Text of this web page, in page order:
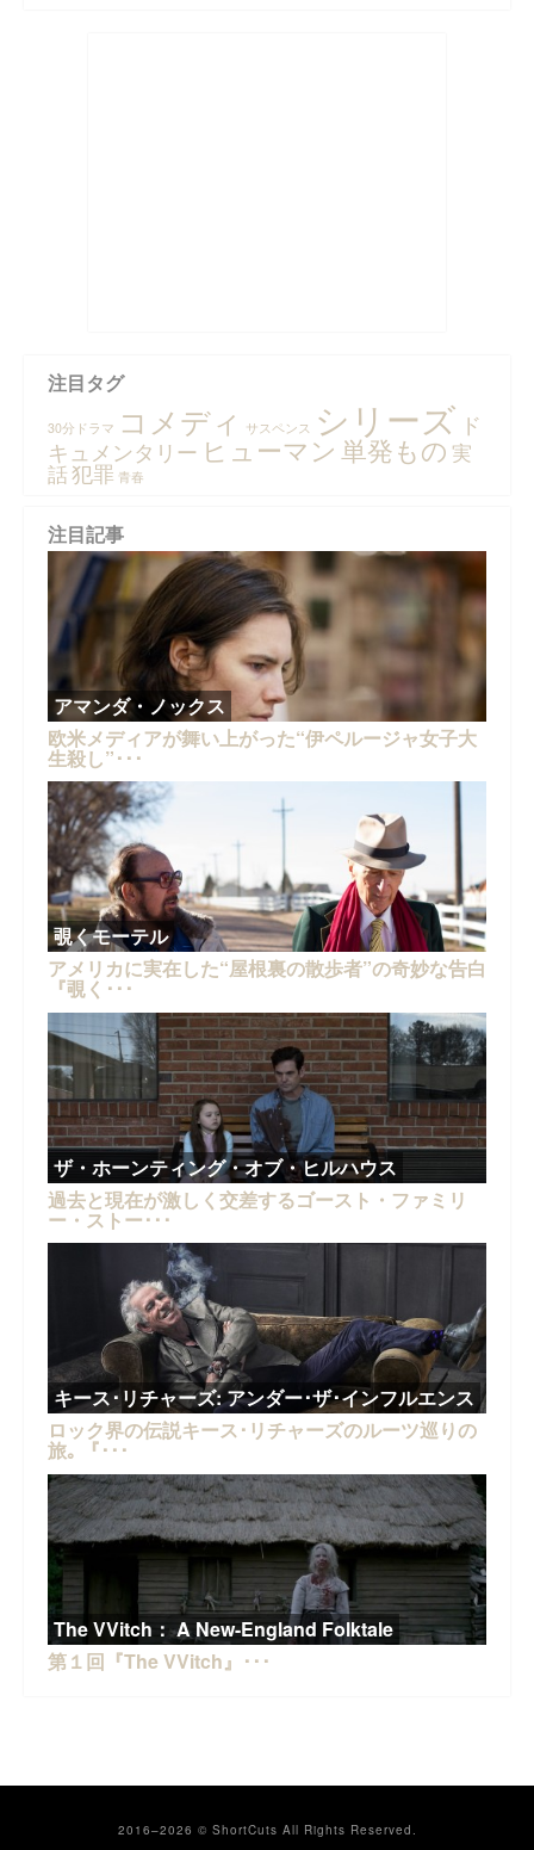
注目タグ
30分ドラマ コメディ サスペンス シリーズ ド
キュメンタリー ヒューマン単発もの 実
話犯罪 青春
注目記事
アマンダ・ノックス
欧米メディアが舞い上がった“伊ペルージャ女子大
生殺し”･･･
覗くモーテル
アメリカに実在した“屋根裏の散歩者”の奇妙な告白
『覗く･･･
ザ・ホーンティング・オブ・ヒルハウス
過去と現在が激しく交差するゴースト・ファミリ
ー・ストー･･･
キース･リチャーズ: アンダー･ザ･インフルエンス
ロック界の伝説キース･リチャーズのルーツ巡りの
旅｡ 『･･･
The VVitch： A New-England Folktale
第１回『The VVitch』･･･
2016–2026 © ShortCuts All Rights Reserved.